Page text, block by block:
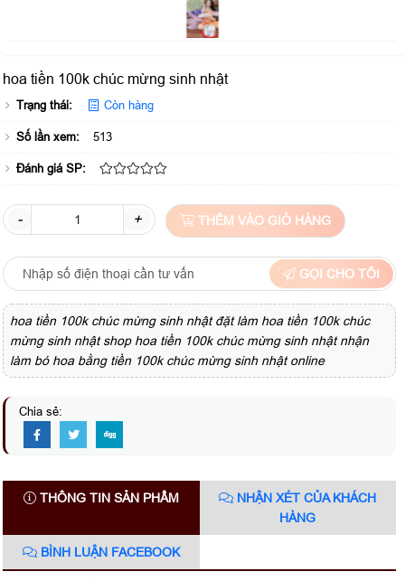
hoa tiền 100k chúc mừng sinh nhật
Trạng thái: Còn hàng
Số lần xem: 513
Đánh giá SP:
- + THÊM VÀO GIỎ HÀNG
GỌI CHO TÔI
hoa tiền 100k chúc mừng sinh nhật đặt làm hoa tiền 100k chúc
mừng sinh nhật shop hoa tiền 100k chúc mừng sinh nhật nhận
làm bó hoa bằng tiền 100k chúc mừng sinh nhật online
Chia sẻ:
THÔNG TIN SẢN PHẨM
NHẬN XÉT CỦA KHÁCH
HÀNG
BÌNH LUẬN FACEBOOK